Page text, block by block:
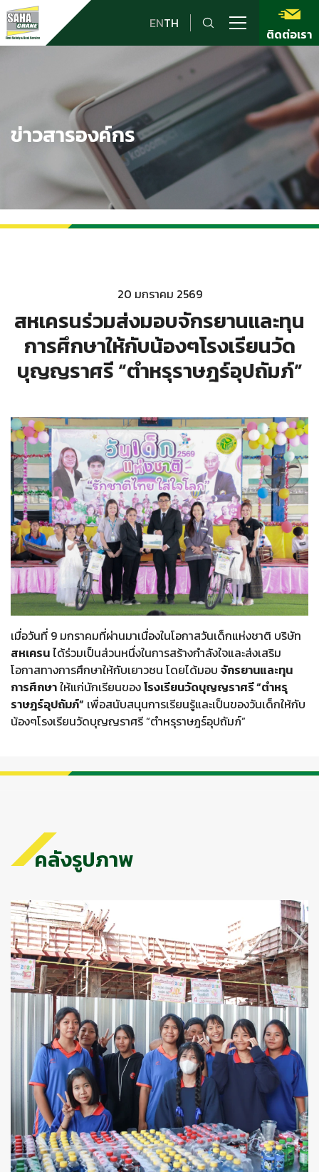
ENTH
ติดต่อเรา
ข่าวสารองค์กร
20 มกราคม 2569
สหเครนร่วมส่งมอบจักรยานและทุน
การศึกษาให้กับน้องๆโรงเรียนวัด
บุญญราศรี “ตำหรุราษฎร์อุปถัมภ์”
เมื่อวันที่ 9 มกราคมที่ผ่านมาเนื่องในโอกาสวันเด็กแห่งชาติ บริษัท
สหเครนได้ร่วมเป็นส่วนหนึ่งในการสร้างกำลังใจและส่งเสริม
โอกาสทางการศึกษาให้กับเยาวชน โดยได้มอบ จักรยานและทุน
การศึกษาให้แก่นักเรียนของโรงเรียนวัดบุญญราศรี “ตำหรุ
ราษฎร์อุปถัมภ์” เพื่อสนับสนุนการเรียนรู้และเป็นของวันเด็กให้กับ
น้องๆโรงเรียนวัดบุญญราศรี “ตำหรุราษฎร์อุปถัมภ์”
คลังรูปภาพ